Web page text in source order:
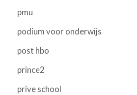
pmu
podium voor onderwijs
post hbo
prince2
prive school